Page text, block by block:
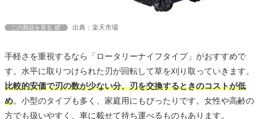
この商品を見る 出典：楽天市場
手軽さを重視するなら「ロータリーナイフタイプ」がおすすめで
す。水平に取りつけられた刃が回転して草を刈り取っていきます。
比較的安価で刃の数が少ない分、刃を交換するときのコストが低
め。小型のタイプも多く、家庭用にもぴったりです。女性や高齢の
方でも扱いやすく、車に載せて持ち運べるものもあります。